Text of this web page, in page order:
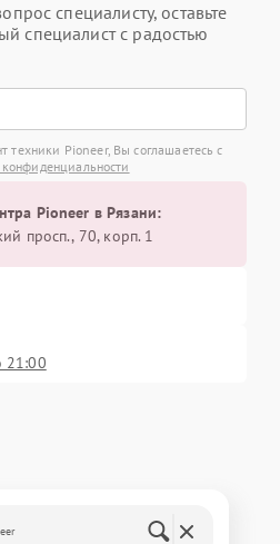
специалисту, оставьте
специалист с радостью
техники Pioneer, Вы соглашаетесь с
Pioneer в Рязани:
просп., 70, корп. 1
21:00